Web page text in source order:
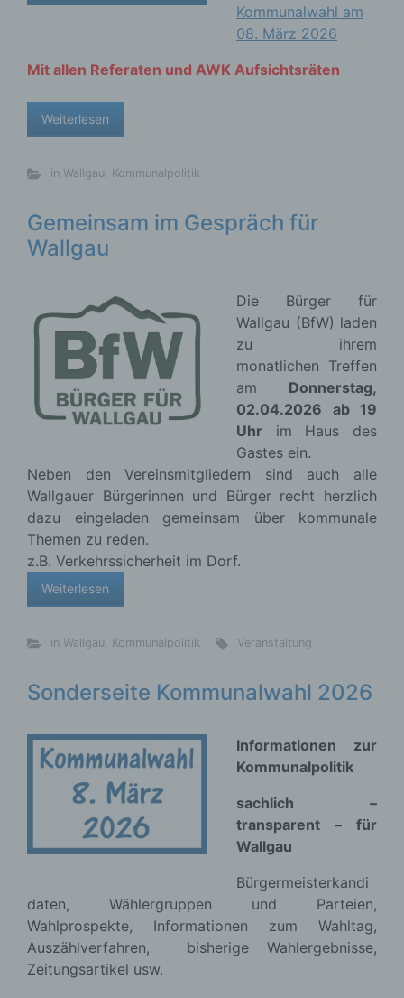
Kommunalwahl am
08. März 2026
Mit allen Referaten und AWK Aufsichtsräten
Weiterlesen
in Wallgau, Kommunalpolitik
Gemeinsam im Gespräch für
Wallgau
Die Bürger für
Wallgau (BfW) laden
zu ihrem
monatlichen Treffen
am Donnerstag,
02.04.2026 ab 19
Uhr im Haus des
Gastes ein.
Neben den Vereinsmitgliedern sind auch alle
Wallgauer Bürgerinnen und Bürger recht herzlich
dazu eingeladen gemeinsam über kommunale
Themen zu reden.
z.B. Verkehrssicherheit im Dorf.
Weiterlesen
in Wallgau, Kommunalpolitik Veranstaltung
Sonderseite Kommunalwahl 2026
Informationen zur
Kommunalpolitik
sachlich –
transparent – für
Wallgau
Bürgermeisterkandi
daten, Wählergruppen und Parteien,
Wahlprospekte, Informationen zum Wahltag,
Auszählverfahren, bisherige Wahlergebnisse,
Zeitungsartikel usw.